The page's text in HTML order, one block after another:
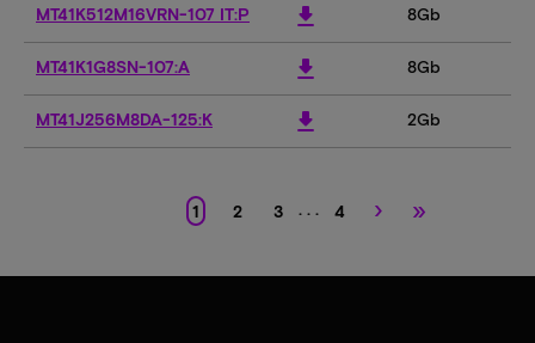
MT41K512M16VRN-107 IT:P download 8Gb
MT41K1G8SN-107:A download 8Gb
MT41J256M8DA-125:K download 2Gb
1 2 3 . . . 4 › »